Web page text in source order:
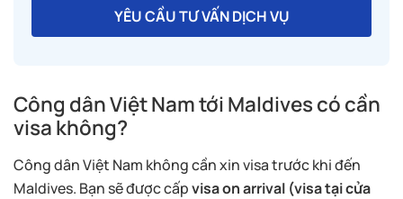
YÊU CẦU TƯ VẤN DỊCH VỤ
Công dân Việt Nam tới Maldives có cần
visa không?
Công dân Việt Nam không cần xin visa trước khi đến
Maldives. Bạn sẽ được cấpvisa on arrival (visa tại cửa